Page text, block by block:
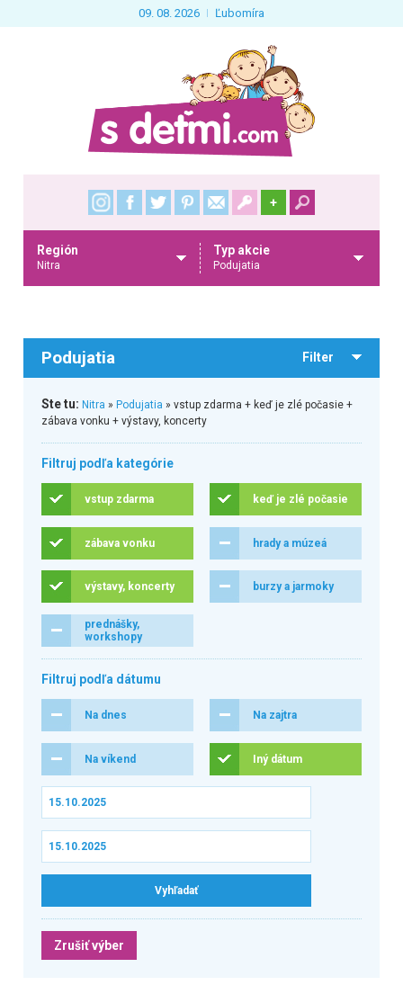
09. 08. 2026 Ľubomíra
+
Región
Nitra
Typ akcie
Podujatia
Podujatia Filter
Ste tu: Nitra » Podujatia » vstup zdarma + keď je zlé počasie +
zábava vonku + výstavy, koncerty
Filtruj podľa kategórie
vstup zdarma keď je zlé počasie
zábava vonku hrady a múzeá
výstavy, koncerty burzy a jarmoky
prednášky,
workshopy
Filtruj podľa dátumu
Na dnes Na zajtra
Na víkend Iný dátum
Zrušiť výber